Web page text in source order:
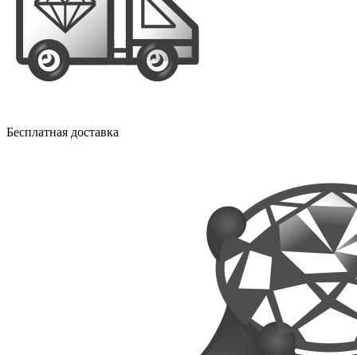
Бесплатная доставка